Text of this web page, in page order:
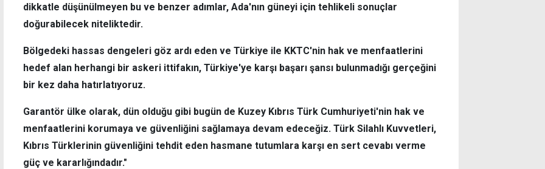
dikkatle düşünülmeyen bu ve benzer adımlar, Ada'nın güneyi için tehlikeli sonuçlar
doğurabilecek niteliktedir.
Bölgedeki hassas dengeleri göz ardı eden ve Türkiye ile KKTC'nin hak ve menfaatlerini
hedef alan herhangi bir askeri ittifakın, Türkiye'ye karşı başarı şansı bulunmadığı gerçeğini
bir kez daha hatırlatıyoruz.
Garantör ülke olarak, dün olduğu gibi bugün de Kuzey Kıbrıs Türk Cumhuriyeti'nin hak ve
menfaatlerini korumaya ve güvenliğini sağlamaya devam edeceğiz. Türk Silahlı Kuvvetleri,
Kıbrıs Türklerinin güvenliğini tehdit eden hasmane tutumlara karşı en sert cevabı verme
güç ve kararlığındadır."